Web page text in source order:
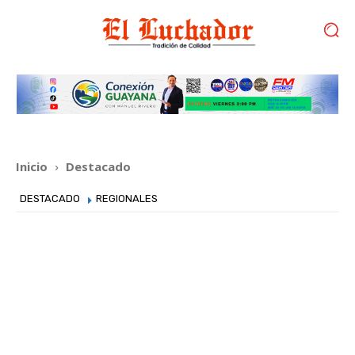
Inicio Destacado
DESTACADO REGIONALES